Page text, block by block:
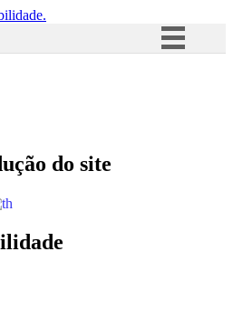
Acesso à informação
do site